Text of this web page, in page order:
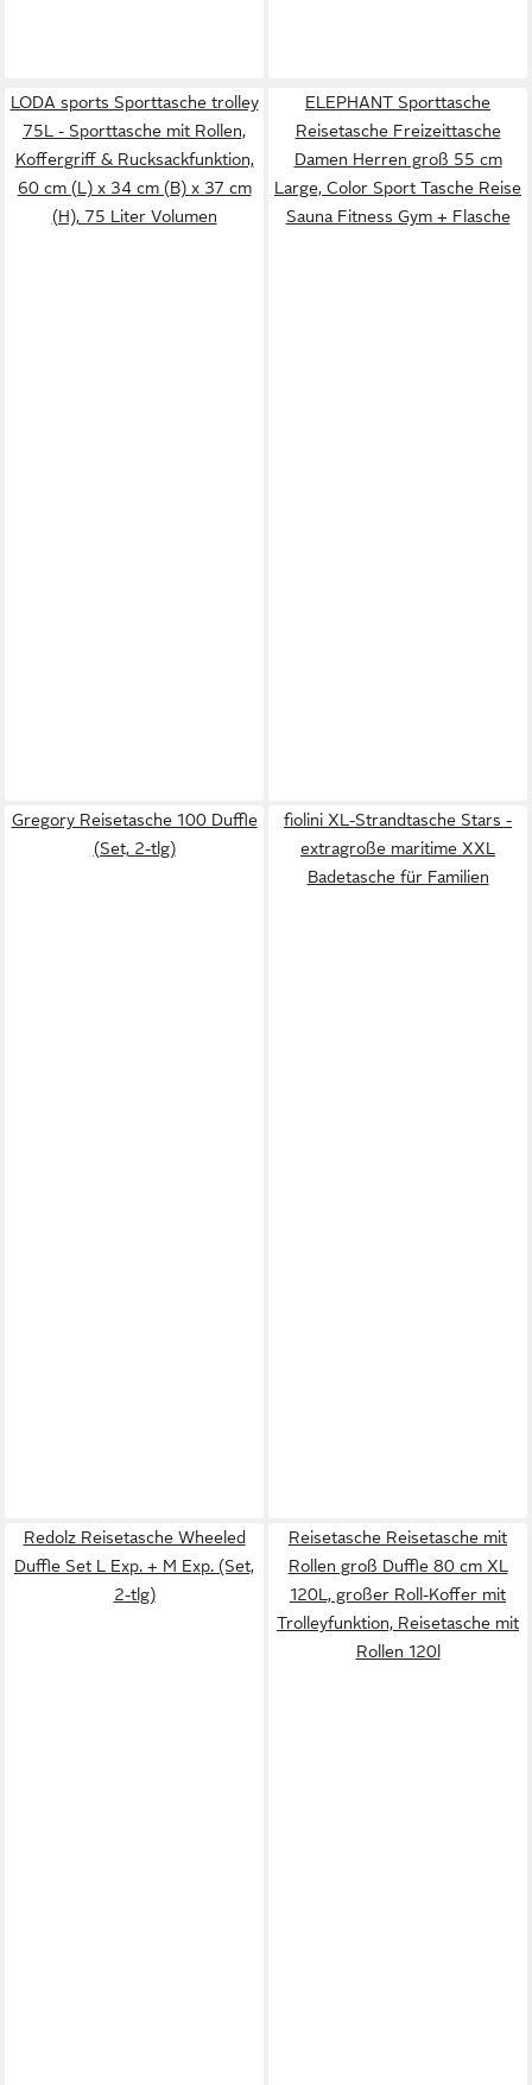
LODA sports Sporttasche trolley
75L - Sporttasche mit Rollen,
Koffergriff & Rucksackfunktion,
60 cm (L) x 34 cm (B) x 37 cm
(H), 75 Liter Volumen
ELEPHANT Sporttasche
Reisetasche Freizeittasche
Damen Herren groß 55 cm
Large, Color Sport Tasche Reise
Sauna Fitness Gym + Flasche
Gregory Reisetasche 100 Duffle
(Set, 2-tlg)
fiolini XL-Strandtasche Stars -
extragroße maritime XXL
Badetasche für Familien
Redolz Reisetasche Wheeled
Duffle Set L Exp. + M Exp. (Set,
2-tlg)
Reisetasche Reisetasche mit
Rollen groß Duffle 80 cm XL
120L, großer Roll-Koffer mit
Trolleyfunktion, Reisetasche mit
Rollen 120l